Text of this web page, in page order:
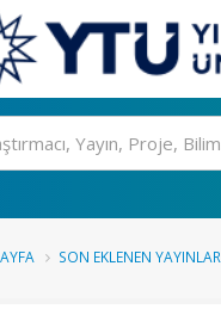
SON EKLENEN YAYINLAR